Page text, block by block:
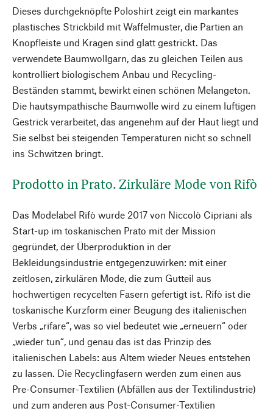
Dieses durchgeknöpfte Poloshirt zeigt ein markantes
plastisches Strickbild mit Waffelmuster, die Partien an
Knopfleiste und Kragen sind glatt gestrickt. Das
verwendete Baumwollgarn, das zu gleichen Teilen aus
kontrolliert biologischem Anbau und Recycling-
Beständen stammt, bewirkt einen schönen Melangeton.
Die hautsympathische Baumwolle wird zu einem luftigen
Gestrick verarbeitet, das angenehm auf der Haut liegt und
Sie selbst bei steigenden Temperaturen nicht so schnell
ins Schwitzen bringt.
Prodotto in Prato. Zirkuläre Mode von Rifò
Das Modelabel Rifò wurde 2017 von Niccolò Cipriani als
Start-up im toskanischen Prato mit der Mission
gegründet, der Überproduktion in der
Bekleidungsindustrie entgegenzuwirken: mit einer
zeitlosen, zirkulären Mode, die zum Gutteil aus
hochwertigen recycelten Fasern gefertigt ist. Rifò ist die
toskanische Kurzform einer Beugung des italienischen
Verbs „rifare“, was so viel bedeutet wie „erneuern“ oder
„wieder tun“, und genau das ist das Prinzip des
italienischen Labels: aus Altem wieder Neues entstehen
zu lassen. Die Recyclingfasern werden zum einen aus
Pre-Consumer-Textilien (Abfällen aus der Textilindustrie)
und zum anderen aus Post-Consumer-Textilien